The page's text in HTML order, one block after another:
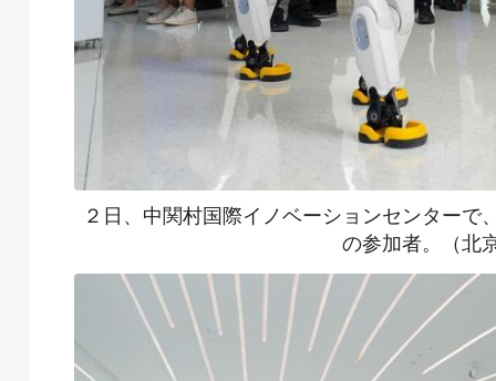
２日、中関村国際イノベーションセンター
の参加者。（北